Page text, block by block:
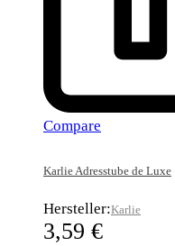
Compare
Karlie Adresstube de Luxe
Hersteller:Karlie
3,59 €